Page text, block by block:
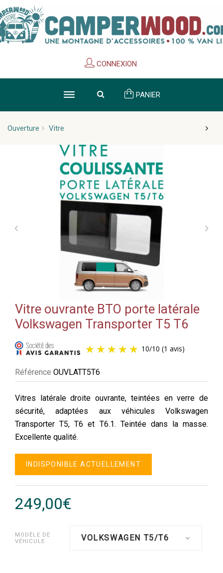
CONNEXION
PANIER
Ouverture Vitre
Vitre ouvrante BTO porte latérale
Volkswagen Transporter T5 T6
10/10 (1 avis)
Référence OUVLATT5T6
Vitres latérale droite ouvrante, teintées en verre de
sécurité, adaptées aux véhicules Volkswagen
Transporter T5, T6 et T6.1. Teintée dans la masse.
Excellente qualité.
INDISPONIBLE ACTUELLEMENT
249,00€
MODÈLE DE
VÉHICULE
VOLKSWAGEN T5/T6
Cookies management panel